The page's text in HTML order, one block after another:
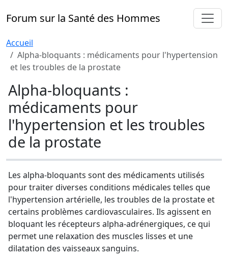
Forum sur la Santé des Hommes
Accueil
Alpha-bloquants : médicaments pour l'hypertension
et les troubles de la prostate
Alpha-bloquants :
médicaments pour
l'hypertension et les troubles
de la prostate
Les alpha-bloquants sont des médicaments utilisés
pour traiter diverses conditions médicales telles que
l'hypertension artérielle, les troubles de la prostate et
certains problèmes cardiovasculaires. Ils agissent en
bloquant les récepteurs alpha-adrénergiques, ce qui
permet une relaxation des muscles lisses et une
dilatation des vaisseaux sanguins.